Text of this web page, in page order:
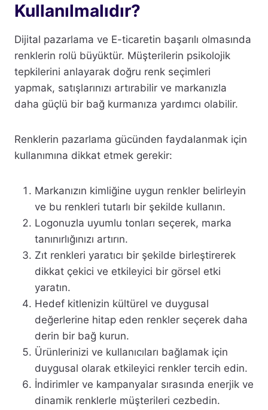
Kullanılmalıdır?
Dijital pazarlama ve E-ticaretin başarılı olmasında
renklerin rolü büyüktür. Müşterilerin psikolojik
tepkilerini anlayarak doğru renk seçimleri
yapmak, satışlarınızı artırabilir ve markanızla
daha güçlü bir bağ kurmanıza yardımcı olabilir.
Renklerin pazarlama gücünden faydalanmak için
kullanımına dikkat etmek gerekir:
Markanızın kimliğine uygun renkler belirleyin
ve bu renkleri tutarlı bir şekilde kullanın.
Logonuzla uyumlu tonları seçerek, marka
tanınırlığınızı artırın.
Zıt renkleri yaratıcı bir şekilde birleştirerek
dikkat çekici ve etkileyici bir görsel etki
yaratın.
Hedef kitlenizin kültürel ve duygusal
değerlerine hitap eden renkler seçerek daha
derin bir bağ kurun.
Ürünlerinizi ve kullanıcıları bağlamak için
duygusal olarak etkileyici renkler tercih edin.
İndirimler ve kampanyalar sırasında enerjik ve
dinamik renklerle müşterileri cezbedin.